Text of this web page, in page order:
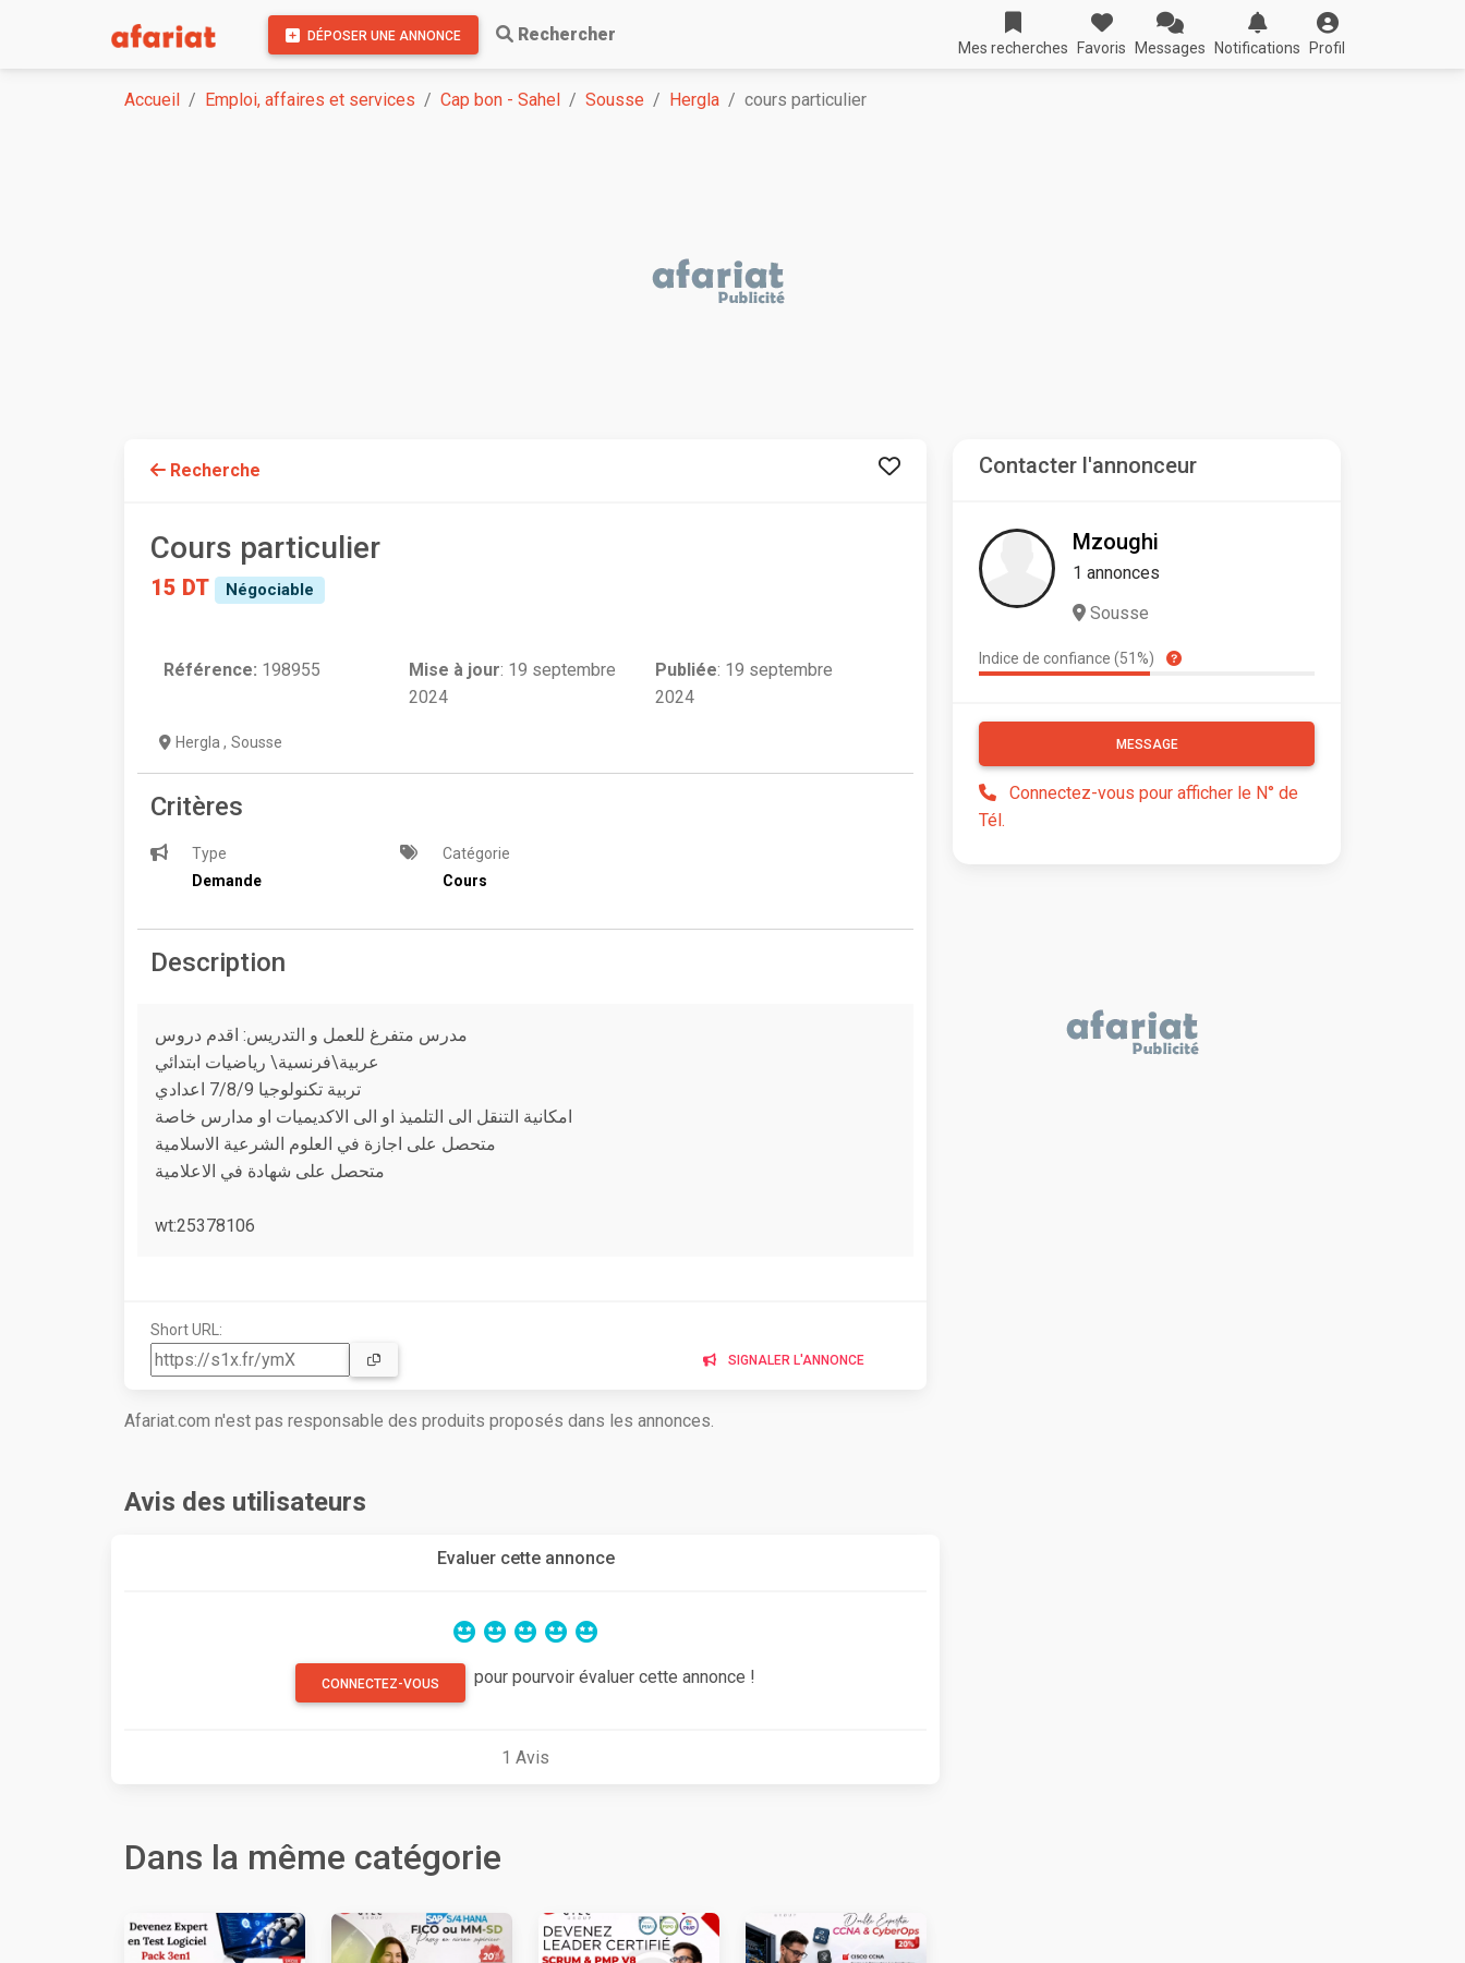
DÉPOSER UNE ANNONCE Rechercher
Mes recherches Favoris Messages Notifications Profil
Accueil Emploi, affaires et services Cap bon - Sahel Sousse Hergla cours particulier
Recherche
Cours particulier
15 DT Négociable
Référence: 198955 Mise à jour: 19 septembre
2024
Publiée: 19 septembre
2024
Hergla , Sousse
Critères
Type
Demande
Catégorie
Cours
Description
مدرس متفرغ للعمل و التدريس: اقدم دروس
عربية\فرنسية\ رياضيات ابتدائي
تربية تكنولوجيا 7/8/9 اعدادي
امكانية التنقل الى التلميذ او الى الاكديميات او مدارس خاصة
متحصل على اجازة في العلوم الشرعية الاسلامية
متحصل على شهادة في الاعلامية
wt:25378106
Short URL:
SIGNALER L'ANNONCE
Afariat.com n'est pas responsable des produits proposés dans les annonces.
Avis des utilisateurs
Evaluer cette annonce
CONNECTEZ-VOUS pour pourvoir évaluer cette annonce !
1 Avis
Dans la même catégorie
Contacter l'annonceur
Mzoughi
1 annonces
Sousse
Indice de confiance (51%)
MESSAGE
Connectez-vous pour afficher le N° de
Tél.